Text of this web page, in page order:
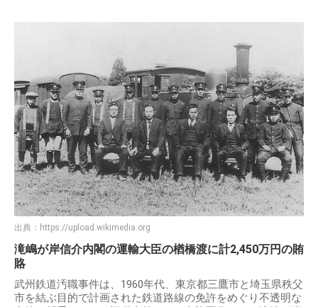
出典： https://upload.wikimedia.org
滝嶋が岸信介内閣の運輸大臣の楢橋渡に計2,450万円の賄
賂
武州鉄道汚職事件は、1960年代、東京都三鷹市と埼玉県秩父
市を結ぶ目的で計画された鉄道路線の免許をめぐり不透明な